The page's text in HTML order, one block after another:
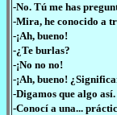
-No. Tú me has
-Mira, he conocido a
-¡Ah, bueno!
-¿Te burlas?
-¡No no no!
-¡Ah, bueno!
-Digamos que algo así.
-Conocí a una...